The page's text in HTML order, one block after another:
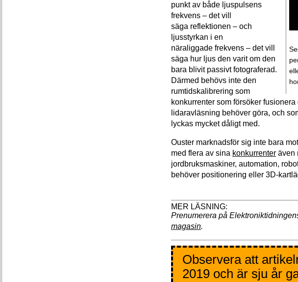
punkt av både ljuspulsens
frekvens – det vill
säga reflektionen – och
ljusstyrkan i en
näraliggade frekvens – det vill
säga hur ljus den varit om den
bara blivit passivt fotograferad.
Därmed behövs inte den
rumtidskalibrering som
konkurrenter som försöker
lidaravläsning behöver göra, och
lyckas mycket dåligt med.
Ouster marknadsför sig inte bara
med flera av sina konkurrenter även
jordbruksmaskiner, automation,
behöver positionering eller 3D-
Prenumerera på
magasin.
Observera att
2019 och är sju år